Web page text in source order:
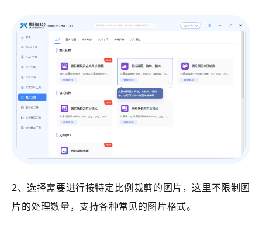
2、选择需要进行按特定比例裁剪的图片，这里不限制图
片的处理数量，支持各种常见的图片格式。